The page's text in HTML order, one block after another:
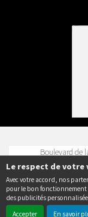
Le respect de
Avec votre accord, nos
pour le bon
des publicités
Accepter
En savoir
Boulevard de
©